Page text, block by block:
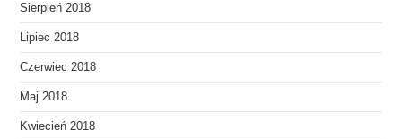
Sierpień 2018
Lipiec 2018
Czerwiec 2018
Maj 2018
Kwiecień 2018